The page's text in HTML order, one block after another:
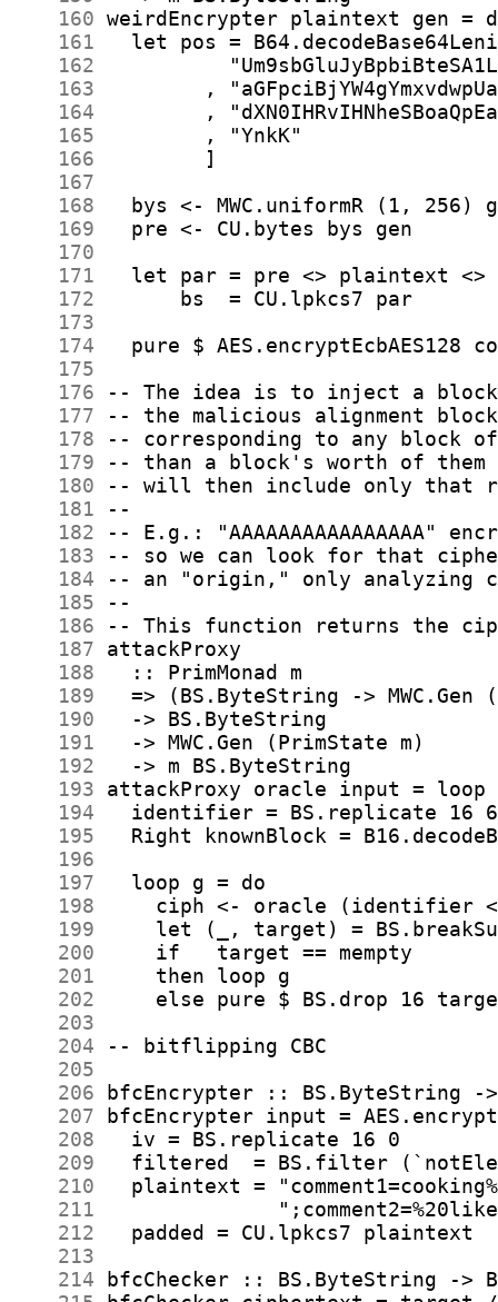
    160
    161
    162
    163
    164
    165
    166
    167
    168
    169
    170
    171
    172
    173
    174
    175
    176
    177
    178
    179
    180
    181
    182
    183
    184
    185
    186
    187
    188
    189
    190
    191
    192
    193
    194
    195
    196
    197
    198
    199
    200
    201
    202
    203
    204
    205
    206
    207
    208
    209
    210
    211
    212
    213
    214